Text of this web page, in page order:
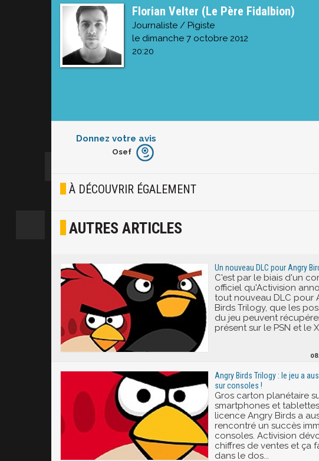
Florian Velter (Le Père Fidalbion)
Journaliste / Pigiste
le dimanche 7 octobre 2012
20:20
Donnez votre avis
Furieux
Joyeux
Osef
À DÉCOUVRIR ÉGALEMENT
AUTRES ARTICLES
Un nouveau DLC pour Angry
C'est par le biais d'un
officiel qu'Activision
tout nouveau DLC pour
Birds Trilogy, que les
du jeu peuvent
présent sur le PSN et le
Angry Birds Trilogy : le jeu a
sur consoles !
Gros carton planétaire
smartphones et
licence Angry Birds a
rencontré un succès
consoles. Activision
chiffres de ventes et ça
dans le dos...